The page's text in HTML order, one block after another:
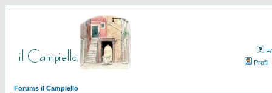
Profil
Forums il Campiello